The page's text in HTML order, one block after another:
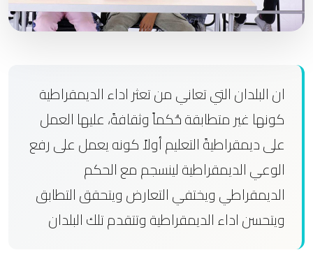
ان البلدان التي تعاني من تعثر اداء الديمقراطية
كونها غير متطابقة حُكماً وثقافةً، عليها العمل
على ديمقراطيةً التعليم أولاً كونه يعمل على رفع
الوعي الديمقراطية لينسجم مع الحكم
الديمقراطي ويختفي التعارض ويتحقق التطابق
ويتحسن اداء الديمقراطية وتتقدم تلك البلدان